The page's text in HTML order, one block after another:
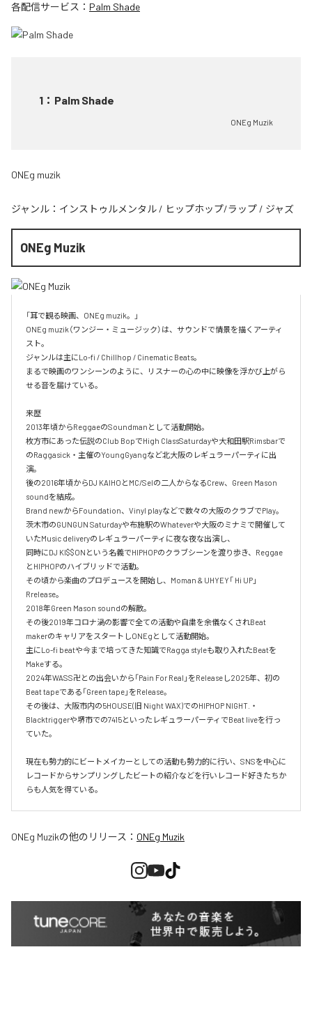
各配信サービス： Palm Shade
1 ： Palm Shade
ONEg Muzik
ONEg muzik
ジャンル： インストゥルメンタル / ヒップホップ/ラップ / ジャズ
ONEg Muzik
「耳で観る映画、ONEg muzik。」
ONEg muzik（ワンジー・ミュージック）は、サウンドで情景を描くアーティ
スト。
ジャンルは主にLo-fi / Chillhop / Cinematic Beats。
まるで映画のワンシーンのように、リスナーの心の中に映像を浮かび上がら
せる音を届けている。
来歴
2013年頃からReggaeのSoundmanとして活動開始。
枚方市にあった伝説のClub BopでHigh ClassSaturdayや大和田駅Rimsbarで
のRaggasick・主催のYoungGyangなど北大阪のレギュラーパーティに出
演。
後の2016年頃からDJ KAIHOとMC/Selの二人からなるCrew、Green Mason
soundを結成。
Brand newからFoundation、Vinyl playなどで数々の大阪のクラブでPlay。
茨木市のGUNGUN Saturdayや布施駅のWhateverや大阪のミナミで開催して
いたMusic deliveryのレギュラーパーティに夜な夜な出演し、
同時にDJ KI$$ONという名義でHIPHOPのクラブシーンを渡り歩き、Reggae
とHIPHOPのハイブリッドで活動。
その頃から楽曲のプロデュースを開始し、Moman & UHYEY「 Hi UP」
Rrelease。
2018年Green Mason soundの解散。
その後2019年コロナ渦の影響で全ての活動や自粛を余儀なくされBeat
makerのキャリアをスタートしONEgとして活動開始。
主にLo-fi beatや今まで培ってきた知識でRagga styleも取り入れたBeatを
Makeする。
2024年WASS卍との出会いから「Pain For Real」をReleaseし2025年、初の
Beat tapeである「Green tape」をRelease。
その後は、大阪市内の5HOUSE(旧 Night WAX)でのHIPHOP NIGHT.・
Blacktriggerや堺市での7415といったレギュラーパーティでBeat liveを行っ
ていた。
現在も勢力的にビートメイカーとしての活動も勢力的に行い、SNSを中心に
レコードからサンプリングしたビートの紹介などを行いレコード好きたちか
らも人気を得ている。
ONEg Muzikの他のリリース： ONEg Muzik